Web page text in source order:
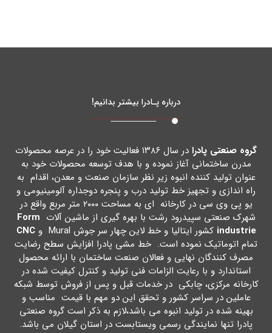
درباره پـادرا بیشتر بدانیم!
گروه صنعتی پادرا
در سال ۱۳۸۶ فعالیت خود را در عرصه محصولات
مدرن ساختمانی آغاز نموده و با هدف توسعه محصولات خود به
عنوان تولید کننده انبوه زیر نظر سازمان صنعت و معدن، اقدام به
راه اندازي و تجهیز خط تولید درب و پنجره دوجداره آلومینیومی و
یو پی وي سی در کارخانه اي به مساحت ۲۰۰۰ متر مربع واقع در
شهرك صنعتی سپیدرود رشت با بهره گیري از ماشین آلات Form
industrie کشور ایتالیا و خط لاین چهار سر جوش Mural و
CNC
تمام اتوماتیک نموده است. خط مشی پادرا افزایش سطح رضایت
مصرف کنندگان نهایی و فعالان صنعت ساختمان با ارائه محصول
استاندارد و با رعایت الزامات فنی تولید و کنترل کیفیت شده در
کارخانه مرکزي، چابکی در خدمات قبل و پس از فروش توسط شبکه
عاملین در سراسر کشور و تحقق این دو مهم با قیمت مناسب و
بهینه شده در تولید انبوه می باشد،لازم به ذکر است گروه صنعتی
پادرا تنها نمایندگی رسمی ویستابست در استان گیلان می باشد.